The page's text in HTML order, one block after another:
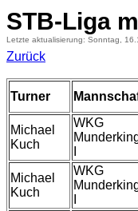
STB-Liga
Letzte aktualisierung: Sonntag,
Zurück
Turner
Michael
Kuch
WKG
Michael
Kuch
WKG